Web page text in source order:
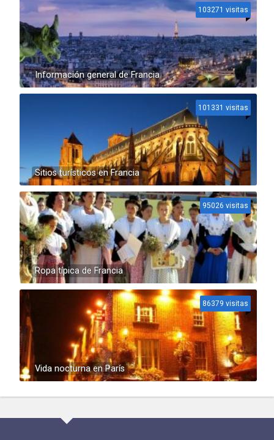
Información general de Francia
103271 visitas
Sitios turísticos en Francia
101331 visitas
Ropa típica de Francia
95026 visitas
Vida nocturna en París
86379 visitas